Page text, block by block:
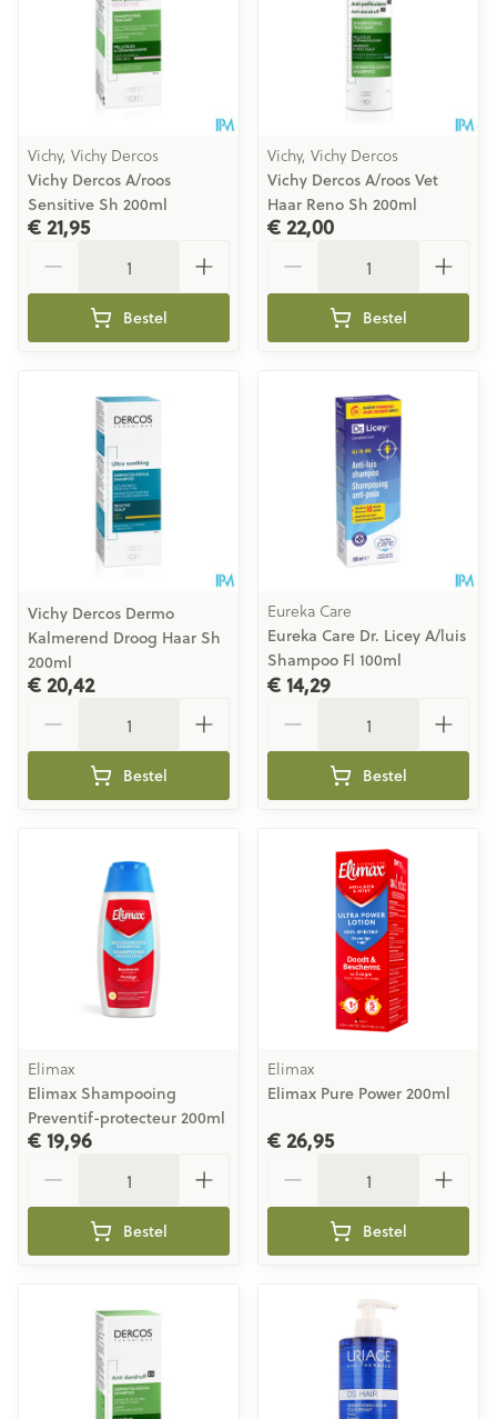
Vichy, Vichy Dercos
Vichy Dercos A/roos
Sensitive Sh 200ml
€ 21,95
Bestel
Vichy, Vichy Dercos
Vichy Dercos A/roos Vet
Haar Reno Sh 200ml
€ 22,00
Bestel
Vichy Dercos Dermo
Kalmerend Droog Haar Sh
200ml
€ 20,42
Bestel
Eureka Care
Eureka Care Dr. Licey A/luis
Shampoo Fl 100ml
€ 14,29
Bestel
Elimax
Elimax Shampooing
Preventif-protecteur 200ml
€ 19,96
Bestel
Elimax
Elimax Pure Power 200ml
€ 26,95
Bestel